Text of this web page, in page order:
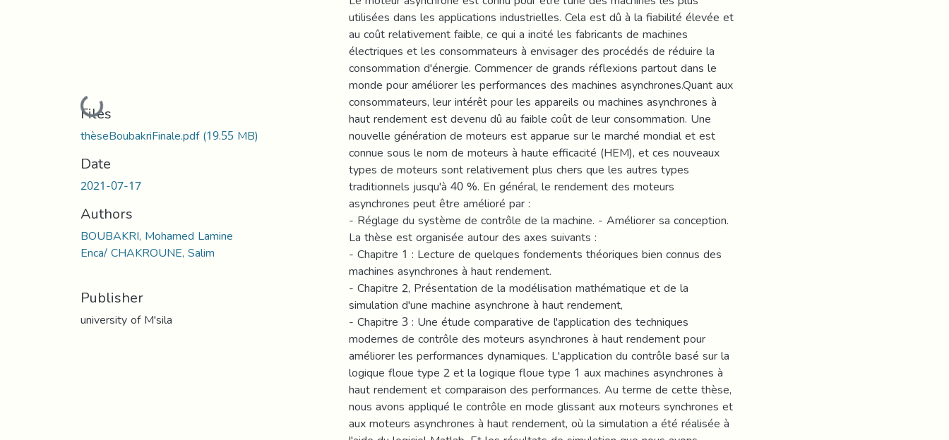
Loading...
Files
thèseBoubakriFinale.pdf(19.55 MB)
Date
2021-07-17
Authors
BOUBAKRI, Mohamed Lamine
Enca/ CHAKROUNE, Salim
Publisher
university of M'sila
utilisées dans les applications industrielles. Cela est dû à la fiabilité élevée et
au coût relativement faible, ce qui a incité les fabricants de machines
électriques et les consommateurs à envisager des procédés de réduire la
consommation d'énergie. Commencer de grands réflexions partout dans le
monde pour améliorer les performances des machines asynchrones.Quant aux
consommateurs, leur intérêt pour les appareils ou machines asynchrones à
haut rendement est devenu dû au faible coût de leur consommation. Une
nouvelle génération de moteurs est apparue sur le marché mondial et est
connue sous le nom de moteurs à haute efficacité (HEM), et ces nouveaux
types de moteurs sont relativement plus chers que les autres types
traditionnels jusqu'à 40 %. En général, le rendement des moteurs
asynchrones peut être amélioré par :
- Réglage du système de contrôle de la machine. - Améliorer sa conception.
La thèse est organisée autour des axes suivants :
- Chapitre 1 : Lecture de quelques fondements théoriques bien connus des
machines asynchrones à haut rendement.
- Chapitre 2, Présentation de la modélisation mathématique et de la
simulation d'une machine asynchrone à haut rendement,
- Chapitre 3 : Une étude comparative de l'application des techniques
modernes de contrôle des moteurs asynchrones à haut rendement pour
améliorer les performances dynamiques. L'application du contrôle basé sur la
logique floue type 2 et la logique floue type 1 aux machines asynchrones à
haut rendement et comparaison des performances. Au terme de cette thèse,
nous avons appliqué le contrôle en mode glissant aux moteurs synchrones et
aux moteurs asynchrones à haut rendement, où la simulation a été réalisée à